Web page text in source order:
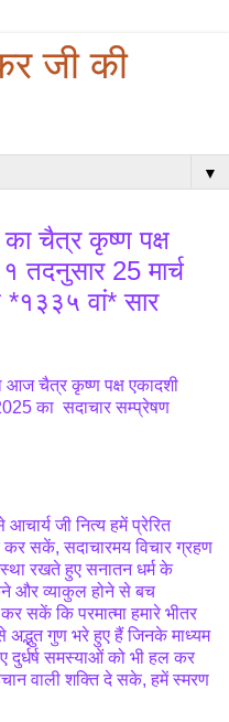
जी की
▼
चैत्र कृष्ण पक्ष
तदनुसार 25 मार्च
*१३३५ वां* सार
चैत्र कृष्ण पक्ष एकादशी
का सदाचार सम्प्रेषण
जी नित्य हमें प्रेरित
कर सकें, सदाचारमय विचार ग्रहण
रखते हुए सनातन धर्म के
और व्याकुल होने से बच
सकें कि परमात्मा हमारे भीतर
अद्भुत गुण भरे हुए हैं जिनके माध्यम
समस्याओं को भी हल कर
वाली शक्ति दे सके, हमें स्मरण